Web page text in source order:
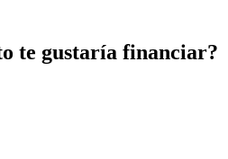
te gustaría financiar?